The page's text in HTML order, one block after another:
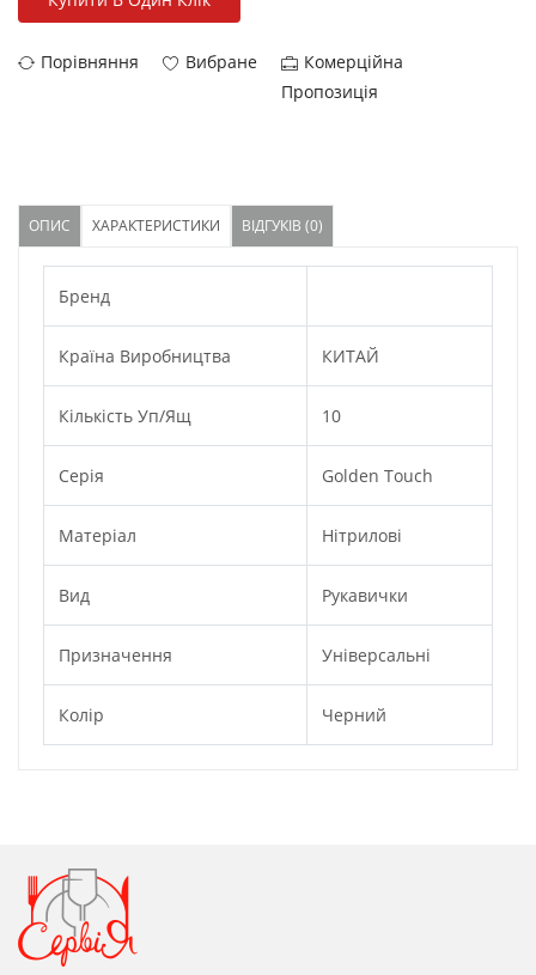
Порівняння Вибране
Комерційна
Пропозиція
ОПИС ХАРАКТЕРИСТИКИ ВІДГУКІВ (0)
Бренд
Країна Виробництва КИТАЙ
Кількість Уп/ящ 10
Серія Golden Touch
Матеріал Нітрилові
Вид Рукавички
Призначення Універсальні
Колір Черний